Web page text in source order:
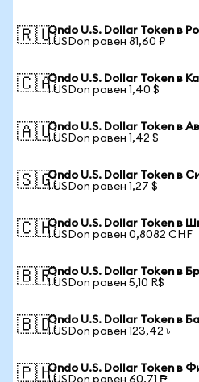
🇷🇺Ondo U.S. Dollar Token в
1 USDon равен 81,60 ₽
🇨🇦Ondo U.S. Dollar Token в
1 USDon равен 1,40 $
🇦🇺Ondo U.S. Dollar Token в
1 USDon равен 1,42 $
🇸🇬Ondo U.S. Dollar Token в
1 USDon равен 1,27 $
🇨🇭Ondo U.S. Dollar Token в
1 USDon равен 0,8082 CHF
🇧🇷Ondo U.S. Dollar Token в
1 USDon равен 5,10 R$
🇧🇩Ondo U.S. Dollar Token в
1 USDon равен 123,42 ৳
🇵🇭Ondo U.S. Dollar Token в
1 USDon равен 60,71 ₱